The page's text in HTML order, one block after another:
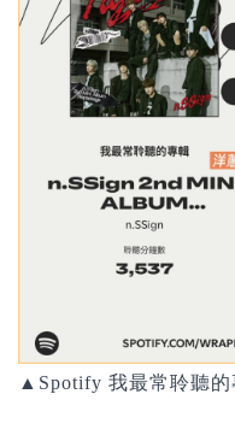
▲Spotify 我最常聆聽的